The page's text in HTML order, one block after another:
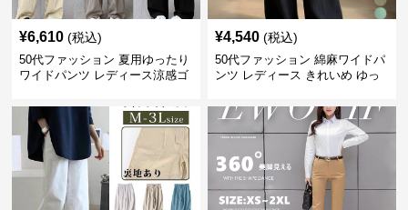
¥6,610 (税込)
50代ファッション 夏用ゆったり
ワイドパンツ レディース涼感ゴ
¥4,540 (税込)
50代ファッション 綿麻ワイドパ
ンツ レディース きれいめ ゆっ